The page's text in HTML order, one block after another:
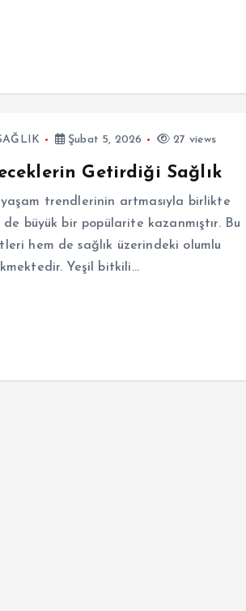
Şubat 5, 2026 27 views
Getirdiği Sağlık
yaşam trendlerinin artmasıyla birlikte
büyük bir popülarite kazanmıştır. Bu
hem de sağlık üzerindeki olumlu
Yeşil bitkili…